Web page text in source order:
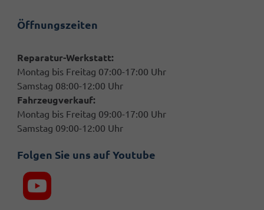
Öffnungszeiten
Reparatur-Werkstatt:
Montag bis Freitag 07:00-17:00 Uhr
Samstag 08:00-12:00 Uhr
Fahrzeugverkauf:
Montag bis Freitag 09:00-17:00 Uhr
Samstag 09:00-12:00 Uhr
Folgen Sie uns auf Youtube